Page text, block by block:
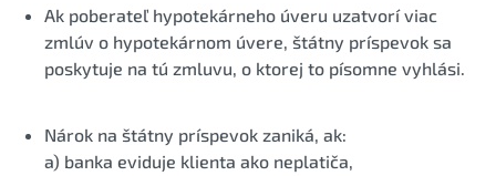
Ak poberateľ hypotekárneho úveru uzatvorí viac
zmlúv o hypotekárnom úvere, štátny príspevok sa
poskytuje na tú zmluvu, o ktorej to písomne vyhlási.
Nárok na štátny príspevok zaniká, ak:
a) banka eviduje klienta ako neplatiča,